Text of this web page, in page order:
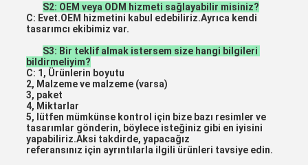
S2: OEM veya ODM hizmeti sağlayabilir misiniz?
C: Evet.OEM hizmetini kabul edebiliriz.Ayrıca kendi
tasarımcı ekibimiz var.
S3: Bir teklif almak istersem size hangi bilgileri
bildirmeliyim?
C: 1, Ürünlerin boyutu
2, Malzeme ve malzeme (varsa)
3, paket
4, Miktarlar
5, lütfen mümkünse kontrol için bize bazı resimler ve
tasarımlar gönderin, böylece isteğiniz gibi en iyisini
yapabiliriz.Aksi takdirde, yapacağız
referansınız için ayrıntılarla ilgili ürünleri tavsiye edin.